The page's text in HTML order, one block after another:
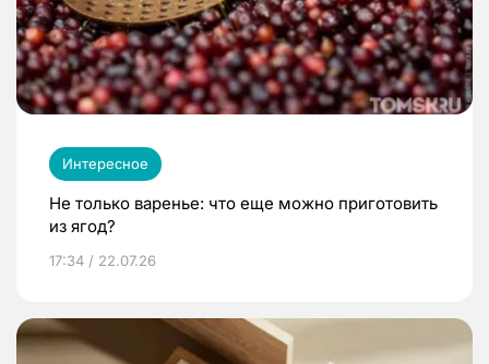
Интересное
Не только варенье: что еще можно приготовить
из ягод?
17:34 / 22.07.26